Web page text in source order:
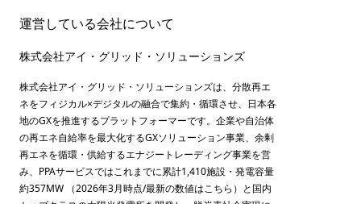
運営している会社について
株式会社アイ・グリッド・ソリューションズ
株式会社アイ・グリッド・ソリューションズは、分散再エ
ネをフィジカル×デジタルの融合で集約・循環させ、日本各
地のGXを推進するプラットフォーマーです。企業や自治体
の再エネ自給率を最大化するGXソリューション事業、余剰
再エネを循環・供給するエナジートレーディング事業を営
み、PPAサービスではこれまでに累計1,410施設・発電容量
約357MW （2026年3月時点/最新の数値はこちら ）と国内